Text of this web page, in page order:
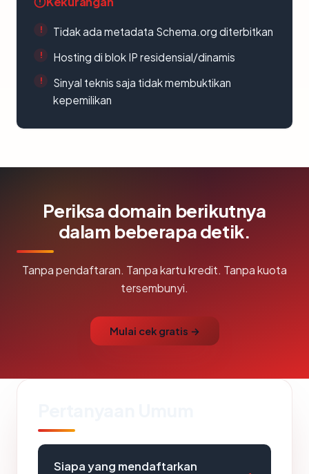
Tidak ada metadata Schema.org diterbitkan
Hosting di blok IP residensial/dinamis
Sinyal teknis saja tidak membuktikan
kepemilikan
Periksa domain berikutnya
dalam beberapa detik.
Tanpa pendaftaran. Tanpa kartu kredit. Tanpa kuota
tersembunyi.
Mulai cek gratis →
Siapa yang mendaftarkan